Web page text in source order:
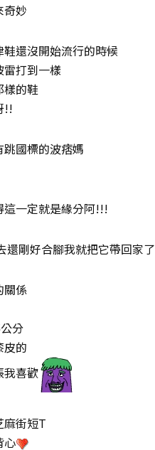
奇妙
還沒開始流行的時候
雷打到一樣
樣的鞋
!!
國標的波痞媽
這一定就是緣分阿!!!
還剛好合腳我就把它帶回家了
關係
分
皮的
我喜歡
麻街短T
心